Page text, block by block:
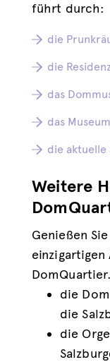
führt durch:
die
die
das
das
die aktuelle
Weitere
Genießen
die
die
die